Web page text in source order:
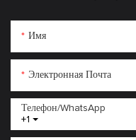
Имя
Электронная Почта
+1
Телефон/WhatsApp